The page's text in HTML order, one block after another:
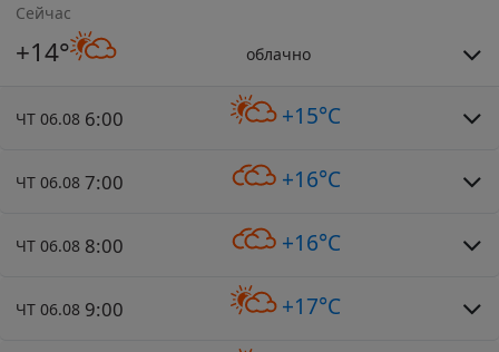
Сейчас
+14° облачно
ЧТ 06.08 6:00 +15°C
ЧТ 06.08 7:00 +16°C
ЧТ 06.08 8:00 +16°C
ЧТ 06.08 9:00 +17°C